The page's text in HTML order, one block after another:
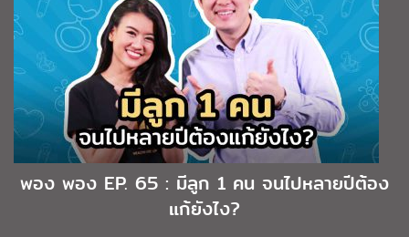
พอง พอง EP. 65 : มีลูก 1 คน จนไปหลายปีต้อง
แก้ยังไง?